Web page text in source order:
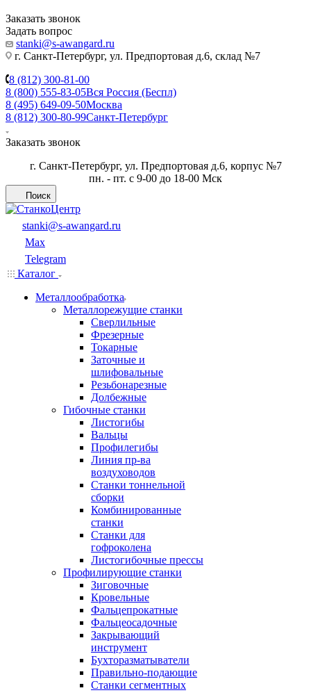
Заказать звонок
Задать вопрос
stanki@s-awangard.ru
г. Санкт-Петербург, ул. Предпортовая д.6, склад №7
8 (812) 300-81-00
8 (800) 555-83-05Вся Россия (Беспл)
8 (495) 649-09-50Москва
8 (812) 300-80-99Санкт-Петербург
Заказать звонок
г. Санкт-Петербург, ул. Предпортовая д.6, корпус №7
пн. - пт. с 9-00 до 18-00 Мск
Поиск
stanki@s-awangard.ru
Max
Telegram
Каталог
Металлообработка
Металлорежущие станки
Сверлильные
Фрезерные
Токарные
Заточные и
шлифовальные
Резьбонарезные
Долбежные
Гибочные станки
Листогибы
Вальцы
Профилегибы
Линия пр-ва
воздуховодов
Станки тоннельной
сборки
Комбинированные
станки
Станки для
гофроколена
Листогибочные прессы
Профилирующие станки
Зиговочные
Кровельные
Фальцепрокатные
Фальцеосадочные
Закрывающий
инструмент
Бухторазматыватели
Правильно-подающие
Станки сегментных